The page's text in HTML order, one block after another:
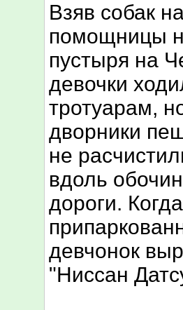
Взяв собак
помощницы
пустыря на
девочки
тротуарам,
дворники
не
вдоль
дороги.
девчонок
"Ниссан